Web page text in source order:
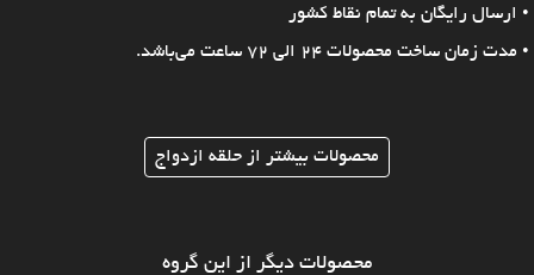
• ارسال رایگان به تمام نقاط کشور
• مدت زمان ساخت محصولات 24 الی 72 ساعت می‌باشد.
محصولات بیشتر از حلقه ازدواج
محصولات دیگر از این گروه